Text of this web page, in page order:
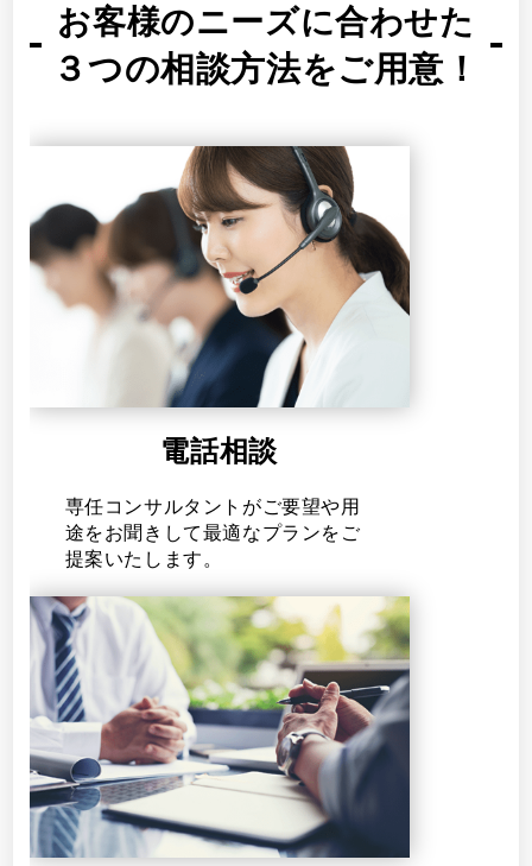
お客様のニーズに合わせた
３つの相談方法をご用意！
電話相談
専任コンサルタントがご要望や用
途をお聞きして最適なプランをご
提案いたします。